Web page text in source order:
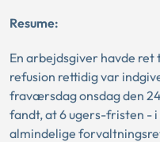
Resume:
En arbejdsgiver havde ret
refusion rettidig var
fraværsdag onsdag den
fandt, at 6 ugers-fristen -
almindelige